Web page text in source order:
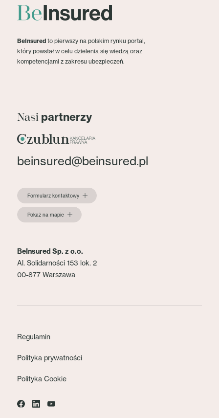
BeInsured to pierwszy na polskim rynku portal,
który powstał w celu dzielenia się wiedzą oraz
kompetencjami z zakresu ubezpieczeń.
Nasi partnerzy
beinsured@beinsured.pl
Formularz kontaktowy
Pokaż na mapie
BeInsured Sp. z o.o.
Al. Solidarności 153 lok. 2
00-877 Warszawa
Regulamin
Polityka prywatności
Polityka Cookie